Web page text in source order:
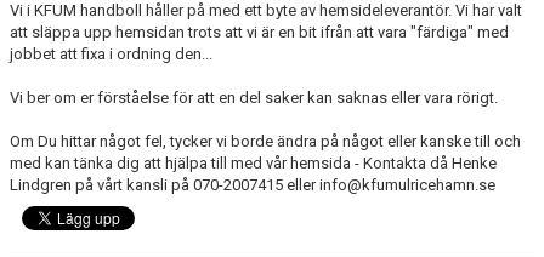
VÅRA LAG
STÖDMEDLEMMAR
MATCHER
STYRELSEN
Vi i KFUM handboll håller på med ett byte av hemsideleverantör. Vi har valt
att släppa upp hemsidan trots att vi är en bit ifrån att vara "färdiga" med
jobbet att fixa i ordning den...
Vi ber om er förståelse för att en del saker kan saknas eller vara rörigt.
Om Du hittar något fel, tycker vi borde ändra på något eller kanske till och
med kan tänka dig att hjälpa till med vår hemsida - Kontakta då Henke
Lindgren på vårt kansli på 070-2007415 eller info@kfumulricehamn.se